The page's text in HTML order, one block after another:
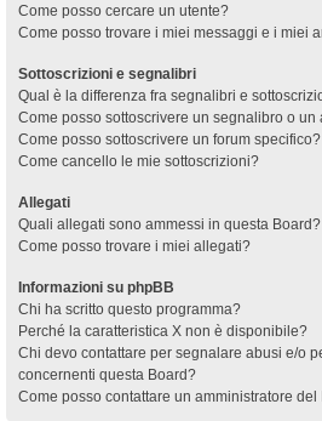
Come posso cercare un utente?
Come posso trovare i miei messaggi e i miei
Sottoscrizioni e segnalibri
Qual è la differenza fra segnalibri e
Come posso sottoscrivere un segnalibro o un
Come posso sottoscrivere un forum specifico?
Come cancello le mie sottoscrizioni?
Allegati
Quali allegati sono ammessi in questa Board?
Come posso trovare i miei allegati?
Informazioni su phpBB
Chi ha scritto questo programma?
Perché la caratteristica X non è disponibile?
Chi devo contattare per segnalare abusi e/o
concernenti questa Board?
Come posso contattare un amministratore del